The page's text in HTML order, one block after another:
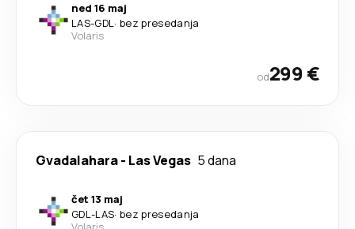
ned 16 maj
LAS-GDL· bez presedanja
Volaris
od299 €
Gvadalahara- Las Vegas 5 dana
čet 13 maj
GDL-LAS· bez presedanja